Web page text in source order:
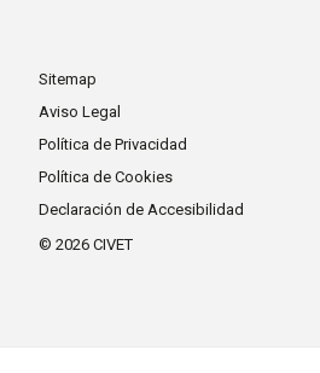
Sitemap
Aviso Legal
Política de Privacidad
Política de Cookies
Declaración de Accesibilidad
© 2026 CIVET